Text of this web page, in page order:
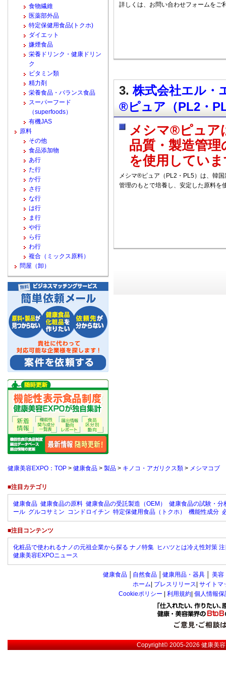
詳しくは、お問い合わせフォームをご
3.株式会社エル・
®ピュア（PL2・
メシマ®ピュア
品質・製造管
を使用してい
メシマ®ピュア（PL2・PL5）は、韓
管理のもとで培養し、安定した原料を
食物繊維
医薬部外品
特定保健用食品(トクホ)
ダイエット
嫌煙食品
栄養ドリンク・健康ドリン
ク
ビタミン類
精力剤
栄養食品・バランス食品
スーパーフード
（superfoods）
有機JAS
原料
その他
食品添加物
あ行
た行
か行
さ行
な行
は行
ま行
や行
ら行
わ行
複合（ミックス原料）
問屋（卸）
健康美容EXPO：TOP > 健康食品 > 製品 > キノコ・アガリクス類 > メシマコブ
■注目カテゴリ
健康食品 健康食品の原料 健康食品の受託製造（OEM）
健康食品の試験・分
ール グルコサミン コンドロイチン 特定保健用食品（トクホ） 機能性成分
■注目コンテンツ
化粧品で使われるナノの元祖企業から探る ナノ特集 ヒハツとは冷え性対策
健康美容EXPOニュース
健康食品 自然食品 健康用品・器具 美容
ホーム プレスリリース サイトマ
Cookieポリシー
利用規約 個人情報
Copyright© 2005-2026健康美